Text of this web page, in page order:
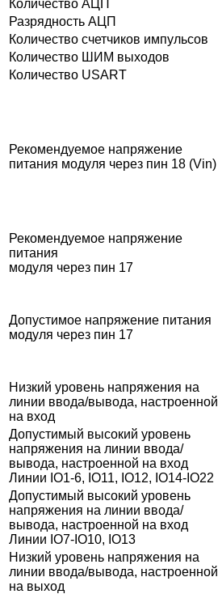
Количество АЦП
Разрядность АЦП
Количество счетчиков импульсов
Количество ШИМ выходов
Количество USART
Рекомендуемое напряжение
питания модуля через пин 18 (Vin)
Рекомендуемое напряжение
питания
модуля через пин 17
Допустимое напряжение питания
модуля через пин 17
Низкий уровень напряжения на
линии ввода/вывода, настроенной
на вход
Допустимый высокий уровень
напряжения на линии ввода/
вывода, настроенной на вход
Линии IO1-6, IO11, IO12, IO14-IO22
Допустимый высокий уровень
напряжения на линии ввода/
вывода, настроенной на вход
Линии IO7-IO10, IO13
Низкий уровень напряжения на
линии ввода/вывода, настроенной
на выход